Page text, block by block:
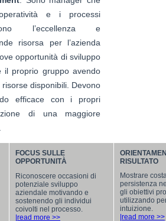
e i processi
l’eccellenza e
risorsa per l’azienda
opportunità di sviluppo
proprio gruppo avendo
disponibili. Devono
efficace con i propri
di una maggiore
FOCUS SULLE
OPPORTUNITÀ
Riconoscere occasioni di
potenziale sviluppo
aziendale motivando e
sostenendo gli individui
coivolti nel processo.
|read more >>
RISULTATO
Mostrare
persistenza
gli obiettivi
utilizzando
intuizione.
|read more >>